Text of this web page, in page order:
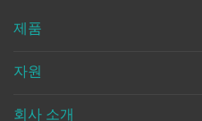
제품
자원
회사 소개